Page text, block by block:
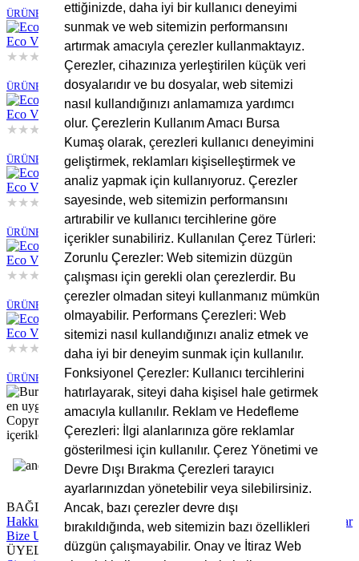
ettiğinizde, daha iyi bir kullanıcı deneyimi
sunmak ve web sitemizin performansını
artırmak amacıyla çerezler kullanmaktayız.
Çerezler, cihazınıza yerleştirilen küçük veri
dosyalarıdır ve bu dosyalar, web sitemizi
nasıl kullandığınızı anlamamıza yardımcı
olur. Çerezlerin Kullanım Amacı Bursa
Kumaş olarak, çerezleri kullanıcı deneyimini
geliştirmek, reklamları kişiselleştirmek ve
analiz yapmak için kullanıyoruz. Çerezler
sayesinde, web sitemizin performansını
artırabilir ve kullanıcı tercihlerine göre
içerikler sunabiliriz. Kullanılan Çerez Türleri:
Zorunlu Çerezler: Web sitemizin düzgün
çalışması için gerekli olan çerezlerdir. Bu
çerezler olmadan siteyi kullanmanız mümkün
olmayabilir. Performans Çerezleri: Web
sitemizi nasıl kullandığınızı analiz etmek ve
daha iyi bir deneyim sunmak için kullanılır.
Fonksiyonel Çerezler: Kullanıcı tercihlerini
hatırlayarak, siteyi daha kişisel hale getirmek
amacıyla kullanılır. Reklam ve Hedefleme
Çerezleri: İlgi alanlarınıza göre reklamlar
gösterilmesi için kullanılır. Çerez Yönetimi ve
Devre Dışı Bırakma Çerezleri tarayıcı
ayarlarınızdan yönetebilir veya silebilirsiniz.
Ancak, bazı çerezler devre dışı
bırakıldığında, web sitemizin bazı özellikleri
düzgün çalışmayabilir. Onay ve İtiraz Web
ÜRÜNE GİT
Eco Viskon Kumaş
★★★
Stokta Yok
ÜRÜNE GİT
Eco Viskon Kumaş
★★★
Stokta Yok
ÜRÜNE GİT
Eco Viskon Kumaş
★★★
Stokta Yok
ÜRÜNE GİT
Eco Viskon Kumaş
★★★
Stokta Yok
ÜRÜNE GİT
Eco Viskon Kumaş
★★★
Stokta Yok
ÜRÜNE GİT
Copyright © 2025 Bursa Kumaş, Tüm Hakları Saklıdır. Site
içerikleri ve görsellerin izinsiz kullanımı yasaktır.
BAĞLANTILAR
HakkımızdaTüm Hizmetlerimiz Blog YazılarıSıkça Sorulan Sorular
Bize Ulaşın
ÜYELİK